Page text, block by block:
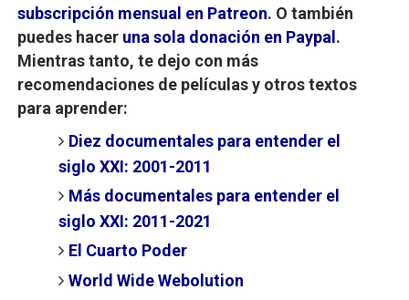
subscripción mensual en Patreon. O también
puedes hacer una sola donación en Paypal .
Mientras tanto, te dejo con más
recomendaciones de películas y otros textos
para aprender:
Diez documentales para entender el
siglo XXI: 2001-2011
Más documentales para entender el
siglo XXI: 2011-2021
El Cuarto Poder
World Wide Webolution